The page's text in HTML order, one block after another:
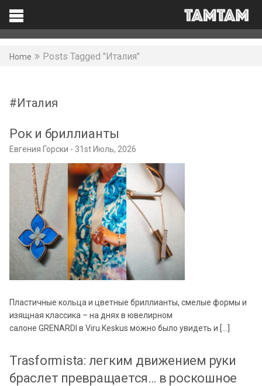
Facebook
Home Posts Tagged "Италия"
Италия
Рок и бриллианты
Евгения Горски 31st Июль, 2026
Пластичные кольца и цветные бриллианты, смелые формы и
изящная классика – на днях в ювелирном
салоне GRENARDI в Viru Keskus можно было увидеть и […]
Trasformista: легким движением руки
браслет превращается… в роскошное